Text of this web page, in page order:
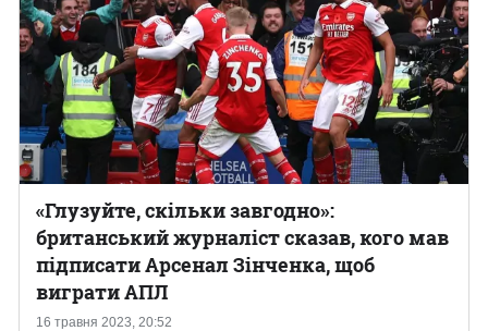
16 травня 2023, 20:52
«Глузуйте, скільки завгодно»:
британський журналіст сказав, кого мав
підписати Арсенал Зінченка, щоб
виграти АПЛ